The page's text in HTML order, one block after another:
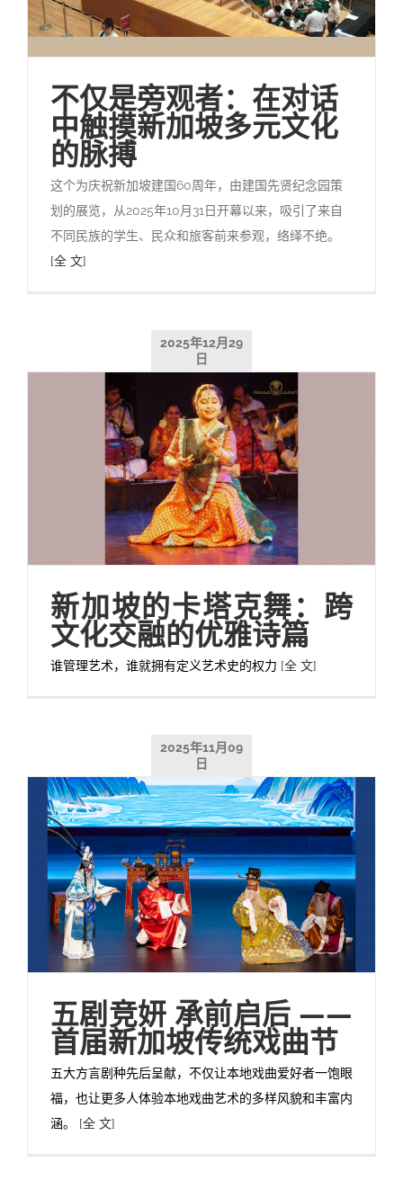
不仅是旁观者：在对话
中触摸新加坡多元文化
的脉搏
这个为庆祝新加坡建国60周年，由建国先贤纪念园策
划的展览，从2025年10月31日开幕以来，吸引了来自
不同民族的学生、民众和旅客前来参观，络绎不绝。
[全 文]
2025年12月29
日
新加坡的卡塔克舞：跨
文化交融的优雅诗篇
谁管理艺术，谁就拥有定义艺术史的权力 [全 文]
2025年11月09
日
五剧竞妍 承前启后 ——
首届新加坡传统戏曲节
五大方言剧种先后呈献，不仅让本地戏曲爱好者一饱眼
福，也让更多人体验本地戏曲艺术的多样风貌和丰富内
涵。 [全 文]